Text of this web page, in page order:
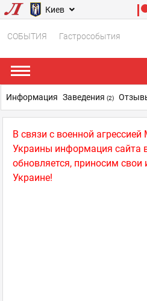
Киев
СОБЫТИЯ Гастрособытия
В связи с военной
Украины информация сайта
обновляется, приносим свои
Украине!
Информация Заведения (2)